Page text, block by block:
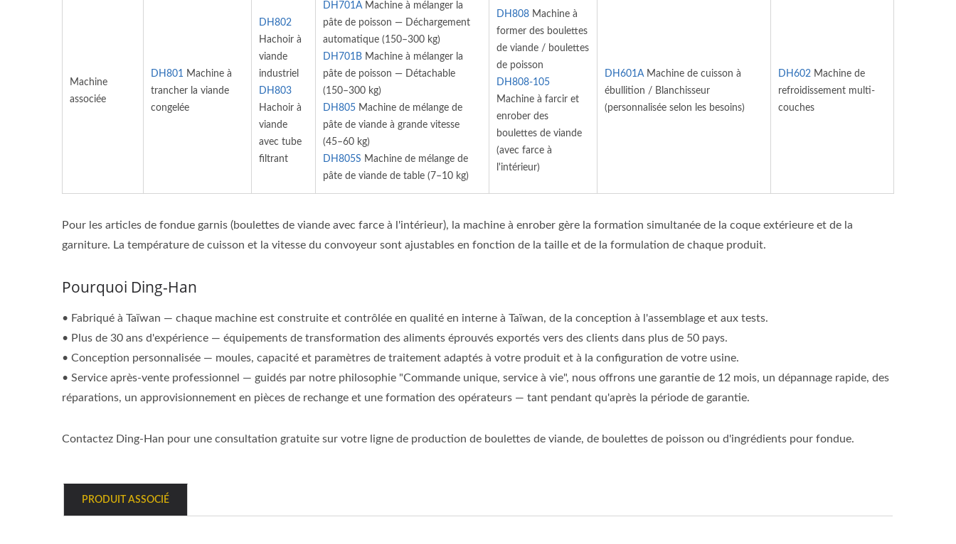
Machine
associée
DH801 Machine à
trancher la viande
congelée
DH802
Hachoir à
viande
industriel
DH803
Hachoir à
viande
avec tube
filtrant
DH701A Machine à mélanger la
pâte de poisson — Déchargement
automatique (150–300 kg)
DH701B Machine à mélanger la
pâte de poisson — Détachable
(150–300 kg)
DH805 Machine de mélange de
pâte de viande à grande vitesse
(45–60 kg)
DH805S Machine de mélange de
pâte de viande de table (7–10 kg)
DH808 Machine à
former des boulettes
de viande / boulettes
de poisson
DH808-105
Machine à farcir et
enrober des
boulettes de viande
(avec farce à
l'intérieur)
DH601A Machine de cuisson à
ébullition / Blanchisseur
(personnalisée selon les besoins)
DH602 Machine de
refroidissement multi-
couches
Pour les articles de fondue garnis (boulettes de viande avec farce à l'intérieur), la machine à enrober gère la formation simultanée de la coque extérieure et de la
garniture. La température de cuisson et la vitesse du convoyeur sont ajustables en fonction de la taille et de la formulation de chaque produit.
Pourquoi Ding-Han
• Fabriqué à Taïwan — chaque machine est construite et contrôlée en qualité en interne à Taïwan, de la conception à l'assemblage et aux tests.
• Plus de 30 ans d'expérience — équipements de transformation des aliments éprouvés exportés vers des clients dans plus de 50 pays.
• Conception personnalisée — moules, capacité et paramètres de traitement adaptés à votre produit et à la configuration de votre usine.
• Service après-vente professionnel — guidés par notre philosophie "Commande unique, service à vie", nous offrons une garantie de 12 mois, un dépannage rapide, des
réparations, un approvisionnement en pièces de rechange et une formation des opérateurs — tant pendant qu'après la période de garantie.
Contactez Ding-Han pour une consultation gratuite sur votre ligne de production de boulettes de viande, de boulettes de poisson ou d'ingrédients pour fondue.
PRODUIT ASSOCIÉ